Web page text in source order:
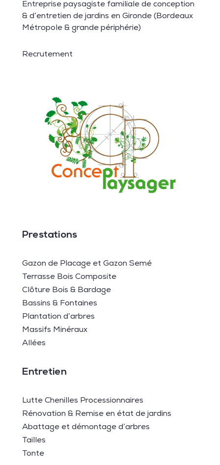
Entreprise paysagiste familiale de conception
& d’entretien de jardins en Gironde (Bordeaux
Métropole & grande périphérie)
Recrutement
Prestations
Gazon de Placage et Gazon Semé
Terrasse Bois Composite
Clôture Bois & Bardage
Bassins & Fontaines
Plantation d’arbres
Massifs Minéraux
Allées
Entretien
Lutte Chenilles Processionnaires
Rénovation & Remise en état de jardins
Abattage et démontage d’arbres
Tailles
Tonte